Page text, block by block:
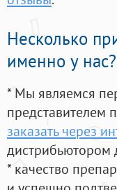
Несколько
именно у нас?
* Мы являемся
представителем
заказать через
дистрибьютором
* качество